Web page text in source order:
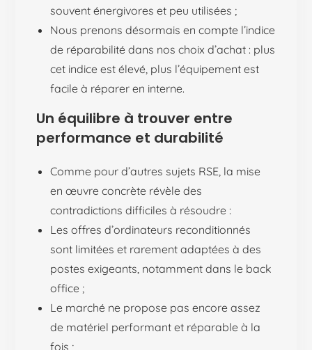
souvent énergivores et peu utilisées ;
Nous prenons désormais en compte l’indice
de réparabilité dans nos choix d’achat : plus
cet indice est élevé, plus l’équipement est
facile à réparer en interne.
Un équilibre à trouver entre
performance et durabilité
Comme pour d’autres sujets RSE, la mise
en œuvre concrète révèle des
contradictions difficiles à résoudre :
Les offres d’ordinateurs reconditionnés
sont limitées et rarement adaptées à des
postes exigeants, notamment dans le back
office ;
Le marché ne propose pas encore assez
de matériel performant et réparable à la
fois ;